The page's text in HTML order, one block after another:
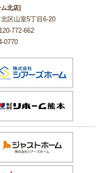
北店]
区山室5丁目6-20
772-662
0770